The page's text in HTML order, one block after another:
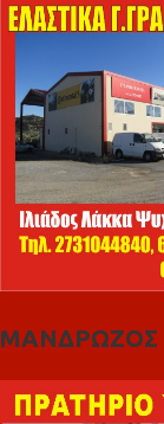
ΜΑΝΔΡΩΖΟΣ